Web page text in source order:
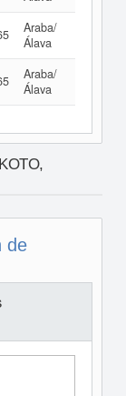
Araba/
Álava
Araba/
Álava
de